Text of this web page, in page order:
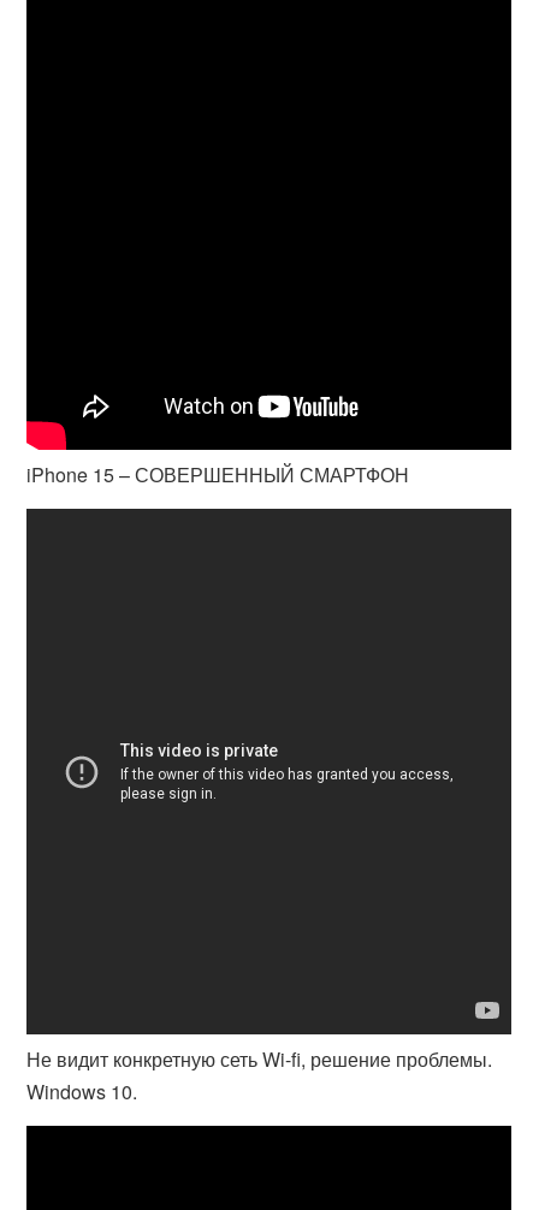
iPhone 15 – СОВЕРШЕННЫЙ СМАРТФОН
Не видит конкретную сеть Wi-fi, решение проблемы.
Windows 10.